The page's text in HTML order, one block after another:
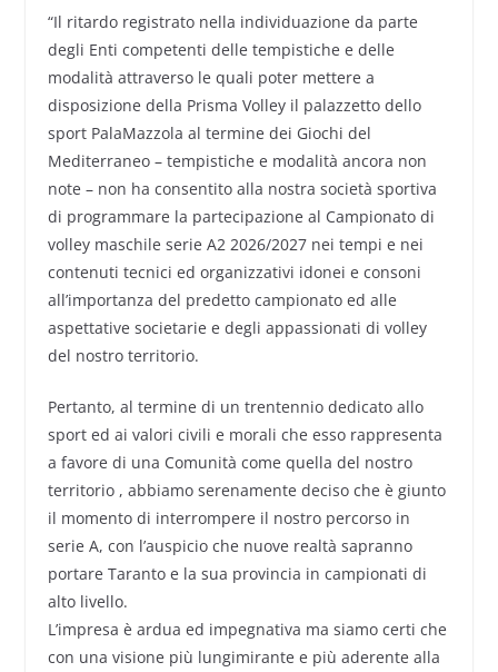
“Il ritardo registrato nella individuazione da parte
degli Enti competenti delle tempistiche e delle
modalità attraverso le quali poter mettere a
disposizione della Prisma Volley il palazzetto dello
sport PalaMazzola al termine dei Giochi del
Mediterraneo – tempistiche e modalità ancora non
note – non ha consentito alla nostra società sportiva
di programmare la partecipazione al Campionato di
volley maschile serie A2 2026/2027 nei tempi e nei
contenuti tecnici ed organizzativi idonei e consoni
all’importanza del predetto campionato ed alle
aspettative societarie e degli appassionati di volley
del nostro territorio.
Pertanto, al termine di un trentennio dedicato allo
sport ed ai valori civili e morali che esso rappresenta
a favore di una Comunità come quella del nostro
territorio , abbiamo serenamente deciso che è giunto
il momento di interrompere il nostro percorso in
serie A, con l’auspicio che nuove realtà sapranno
portare Taranto e la sua provincia in campionati di
alto livello.
L’impresa è ardua ed impegnativa ma siamo certi che
con una visione più lungimirante e più aderente alla